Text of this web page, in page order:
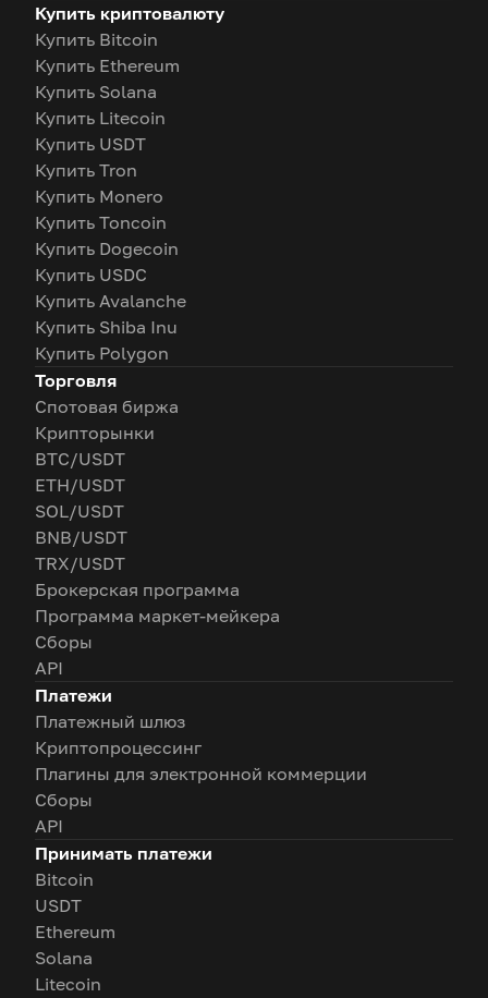
Купить криптовалюту
Купить Bitcoin
Купить Ethereum
Купить Solana
Купить Litecoin
Купить USDT
Купить Tron
Купить Monero
Купить Toncoin
Купить Dogecoin
Купить USDC
Купить Avalanche
Купить Shiba Inu
Купить Polygon
Торговля
Спотовая биржа
Крипторынки
BTC/USDT
ETH/USDT
SOL/USDT
BNB/USDT
TRX/USDT
Брокерская программа
Программа маркет-мейкера
Сборы
API
Платежи
Платежный шлюз
Криптопроцессинг
Плагины для электронной коммерции
Сборы
API
Принимать платежи
Bitcoin
USDT
Ethereum
Solana
Litecoin